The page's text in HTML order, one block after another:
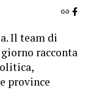
Il team di
racconta
province